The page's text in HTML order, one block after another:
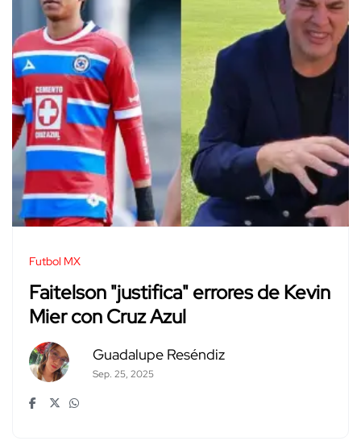
Futbol MX
Faitelson "justifica" errores de Kevin
Mier con Cruz Azul
Guadalupe Reséndiz
Sep. 25, 2025